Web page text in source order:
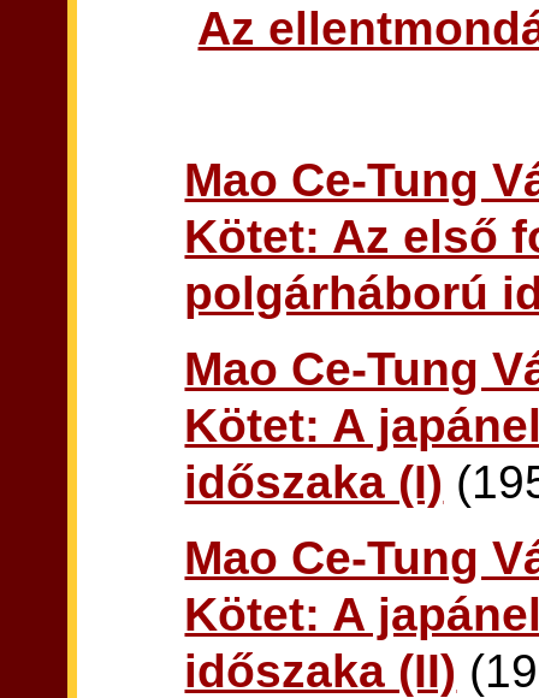
Az
Mao Ce-Tung
Kötet: Az első
polgárháború
Mao Ce-Tung
Kötet: A
időszaka (I)
Mao Ce-Tung
Kötet: A
időszaka (II)